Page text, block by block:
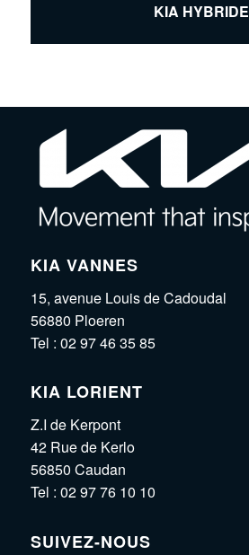
KIA HYBRIDE
KIA VANNES
15, avenue Louis de Cadoudal
56880 Ploeren
Tel : 02 97 46 35 85
KIA LORIENT
Z.I de Kerpont
42 Rue de Kerlo
56850 Caudan
Tel : 02 97 76 10 10
SUIVEZ-NOUS